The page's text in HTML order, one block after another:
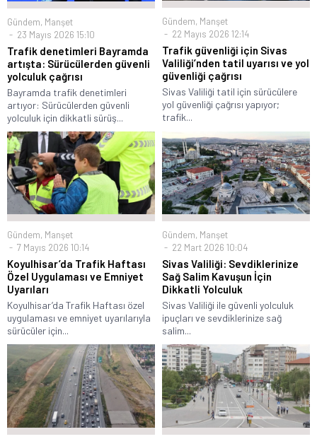
Gündem, Manşet
23 Mayıs 2026 15:10
Trafik denetimleri Bayramda
artışta: Sürücülerden güvenli
yolculuk çağrısı
Bayramda trafik denetimleri
artıyor: Sürücülerden güvenli
yolculuk için dikkatli sürüş...
Gündem, Manşet
22 Mayıs 2026 12:14
Trafik güvenliği için Sivas
Valiliği’nden tatil uyarısı ve yol
güvenliği çağrısı
Sivas Valiliği tatil için sürücülere
yol güvenliği çağrısı yapıyor;
trafik...
Gündem, Manşet
7 Mayıs 2026 10:14
Koyulhisar’da Trafik Haftası
Özel Uygulaması ve Emniyet
Uyarıları
Koyulhisar’da Trafik Haftası özel
uygulaması ve emniyet uyarılarıyla
sürücüler için...
Gündem, Manşet
22 Mart 2026 10:04
Sivas Valiliği: Sevdiklerinize
Sağ Salim Kavuşun İçin
Dikkatli Yolculuk
Sivas Valiliği ile güvenli yolculuk
ipuçları ve sevdiklerinize sağ
salim...